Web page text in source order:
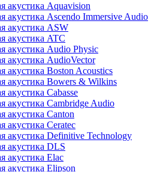
акустика Aquavision
акустика Ascendo Immersive Audio
акустика ASW
акустика ATC
акустика Audio Physic
акустика AudioVector
акустика Boston Acoustics
акустика Bowers & Wilkins
акустика Cabasse
акустика Cambridge Audio
акустика Canton
акустика Ceratec
акустика Definitive Technology
акустика DLS
акустика Elac
акустика Elipson